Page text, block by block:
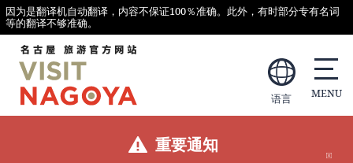
因为是翻译机自动翻译，内容不保证100％准确。此外，有时部分专有名词
等的翻译不够准确。
语言
重要通知